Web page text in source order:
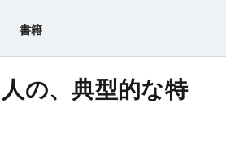
書籍
の、典型的な特